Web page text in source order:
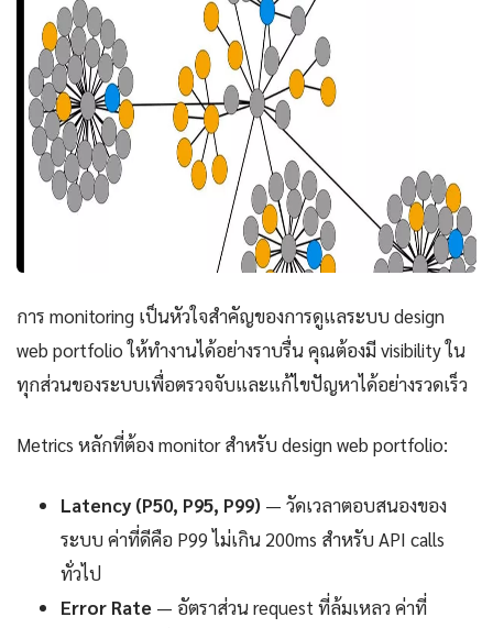
การ monitoring เป็นหัวใจสำคัญของการดูแลระบบ design
web portfolio ให้ทำงานได้อย่างราบรื่น คุณต้องมี visibility ใน
ทุกส่วนของระบบเพื่อตรวจจับและแก้ไขปัญหาได้อย่างรวดเร็ว
Metrics หลักที่ต้อง monitor สำหรับ design web portfolio:
Latency (P50, P95, P99) — วัดเวลาตอบสนองของ
ระบบ ค่าที่ดีคือ P99 ไม่เกิน 200ms สำหรับ API calls
ทั่วไป
Error Rate — อัตราส่วน request ที่ล้มเหลว ค่าที่